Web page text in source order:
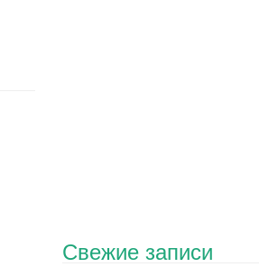
Свежие записи